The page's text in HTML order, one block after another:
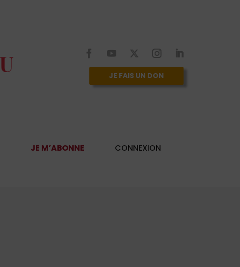
JE FAIS UN DON
JE M’ABONNE
CONNEXION